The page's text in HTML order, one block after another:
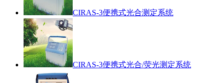
CIRAS-3便携式光合测定系统
CIRAS-3便携式光合/荧光测定系统